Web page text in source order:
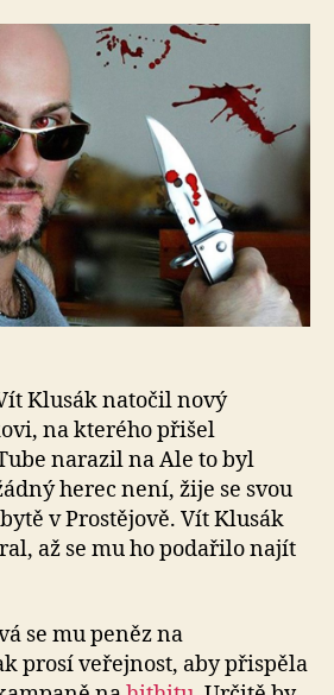
Klusák natočil nový
na kterého přišel
narazil na Ale to byl
herec není, žije se svou
v Prostějově. Vít Klusák
až se mu ho podařilo najít
se mu peněz na
prosí veřejnost, aby přispěla